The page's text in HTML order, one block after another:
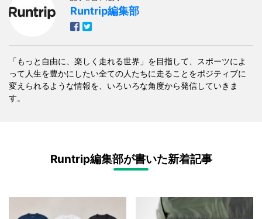
Runtrip編集部
「もっと自由に、楽しく走れる世界」を目指して、スポーツによ
って人生を豊かにしたい全ての人たちに走ることをポジティブに
変えられるような情報を、いろいろな角度から発信していきま
す。
Runtrip編集部が書いた新着記事